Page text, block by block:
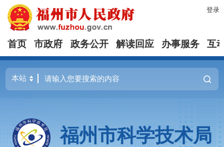
登录
首页 市政府 政务公开 解读回应 办事服务 互
福州市科学技术局